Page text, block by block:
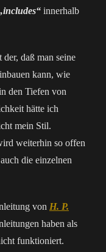
innerhalb
daß man seine
kann, wie
den Tiefen von
hätte ich
mein Stil.
weiterhin so offen
die einzelnen
von H. P.
haben als
funktioniert.